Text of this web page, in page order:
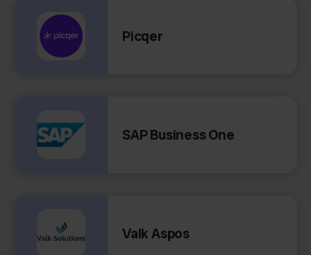
Picqer
SAP Business One
Valk Aspos